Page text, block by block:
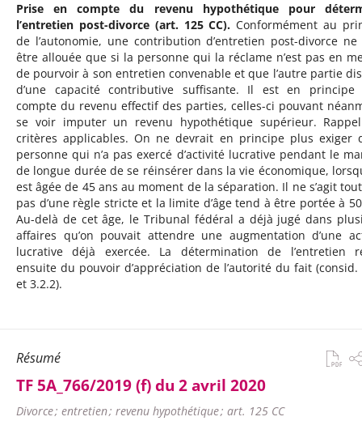
Prise en compte du revenu hypothétique pour
l’entretien post-divorce (art. 125 CC). Conformément au
de l’autonomie, une contribution d’entretien post-divorce
être allouée que si la personne qui la réclame n’est pas en
de pourvoir à son entretien convenable et que l’autre partie
d’une capacité contributive suffisante. Il est en principe
compte du revenu effectif des parties, celles-ci pouvant
se voir imputer un revenu hypothétique supérieur.
critères applicables. On ne devrait en principe plus exiger
personne qui n’a pas exercé d’activité lucrative pendant le
de longue durée de se réinsérer dans la vie économique,
est âgée de 45 ans au moment de la séparation. Il ne s’agit
pas d’une règle stricte et la limite d’âge tend à être portée à
Au-delà de cet âge, le Tribunal fédéral a déjà jugé dans
affaires qu’on pouvait attendre une augmentation d’une
lucrative déjà exercée. La détermination de l’entretien
ensuite du pouvoir d’appréciation de l’autorité du fait (consid.
et 3.2.2).
Résumé
TF 5A_766/2019 (f) du 2 avril 2020
Divorce ; entretien ; revenu hypothétique ; art. 125 CC